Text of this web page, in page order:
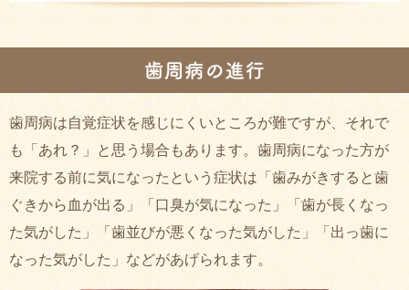
歯周病は自覚症状を感じにくいところが難ですが、それで
も「あれ？」と思う場合もあります。 歯周病になった方が
来院する前に気になったという症状は「歯みがきすると歯
ぐきから血が出る」「口臭が気になった」「歯が長くなっ
た気がした」「歯並びが悪くなった気がした」「出っ歯に
なった気がした」などがあげられます。